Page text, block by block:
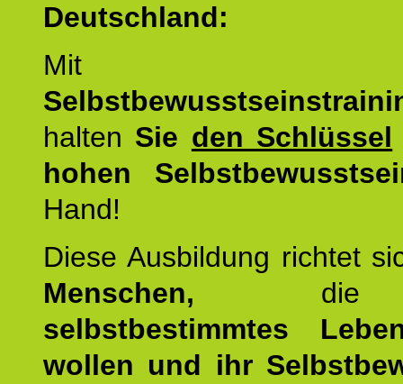
Deutschland:
Mit
halten Sie den Schlüssel
hohen
Hand!
Diese Ausbildung richtet
Menschen,
selbstbestimmtes
wollen und ihr